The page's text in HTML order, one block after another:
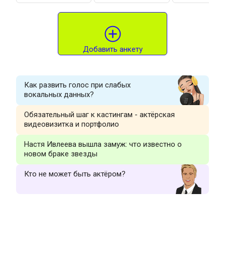
Добавить анкету
Как развить голос при слабых
вокальных данных?
Обязательный шаг к кастингам - актёрская
видеовизитка и портфолио
Настя Ивлеева вышла замуж: что известно о
новом браке звезды
Кто не может быть актёром?